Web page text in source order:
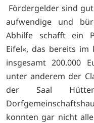
Fördergelder sind
aufwendige und
Abhilfe schafft ein
Eifel«, das bereits im
insgesamt 200.000
unter anderem der
der Saal
konnten gar nicht